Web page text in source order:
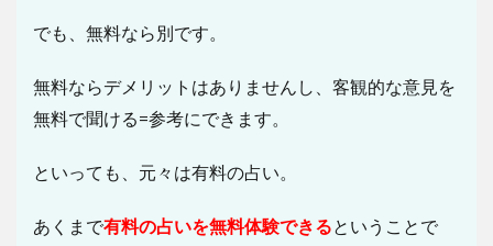
でも、無料なら別です。
無料ならデメリットはありませんし、客観的な意見を
無料で聞ける=参考にできます。
といっても、元々は有料の占い。
あくまで有料の占いを無料体験できるということで